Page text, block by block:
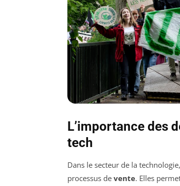
L’importance des
tech
Dans le secteur de la
processus de vente. Elles